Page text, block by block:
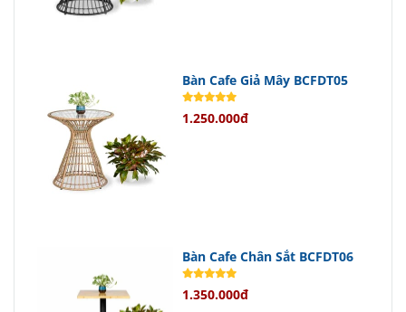
Bàn Cafe Giả Mây BCFDT05
1.250.000đ
Bàn Cafe Chân Sắt BCFDT06
1.350.000đ